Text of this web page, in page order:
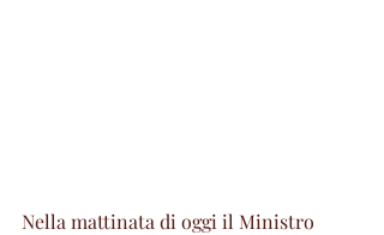
Nella mattinata di oggi il Ministro